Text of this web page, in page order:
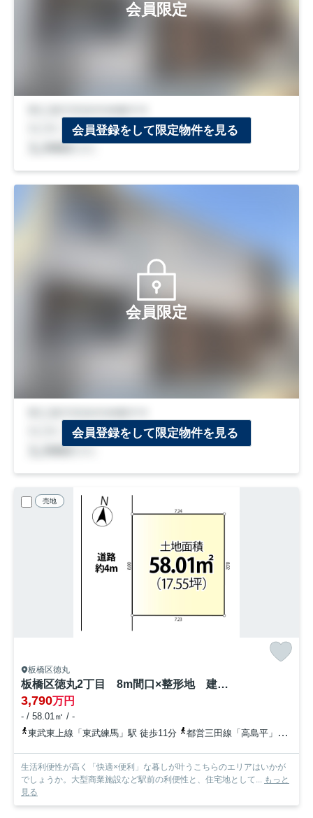
会員限定
会員登録をして限定物件を見る
会員限定
会員登録をして限定物件を見る
売地
板橋区徳丸
板橋区徳丸2丁目 8m間口×整形地 建築条件付 全1区画
3,790万円
- / 58.01㎡ / -
東武東上線「東武練馬」駅 徒歩11分
都営三田線「高島平」駅 徒歩24分
生活利便性が高く「快適×便利」な暮しが叶うこちらのエリアはいかが
でしょうか。大型商業施設など駅前の利便性と、住宅地として... もっと
見る